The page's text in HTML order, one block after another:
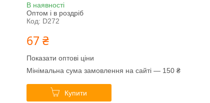
В наявності
Оптом і в роздріб
Код: D272
67 ₴
Показати оптові ціни
Мінімальна сума замовлення на сайті — 150 ₴
Купити